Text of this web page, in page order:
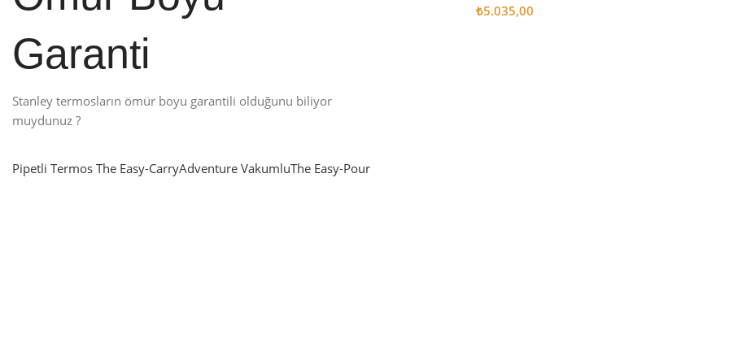
Garanti
Stanley termosların ömür boyu garantili olduğunu biliyor
muydunuz ?
Pipetli TermosThe Easy-CarryAdventure VakumluThe Easy-Pour
₺5.035,00